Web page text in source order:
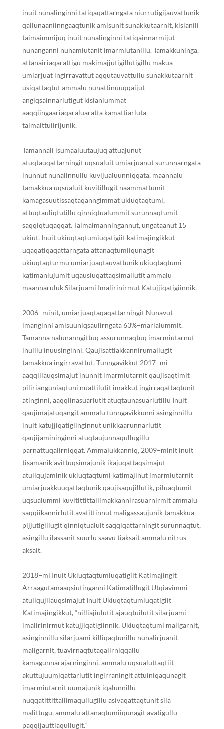
inuit nunalinginni tatiqaqattarngata niurrutigijauvattunik
qallunaaniinngaaqtunik amisunit sunakkutaarnit, kisianili
taimaimmijuq inuit nunalinginni tatiqainnarmijut
nunanganni nunamiutanit imarmiutanillu. Tamakkuninga,
attanairiaqarattigu makimajjutigillutigillu makua
umiarjuat ingirravattut aqqutauvattullu sunakkutaarnit
usiqattaqtut ammalu nunattinuuqqaijut
angiqsainnarlutigut kisianiummat
aaqqiingaariaqaraluaratta kamattiarluta
taimaittulirijunik.
Tamannali isumaaluutaujuq attuajunut
atuqtauqattarningit uqsualuit umiarjuanut surunnarngata
inunnut nunalinnullu kuvijualuunniqqata, maannalu
tamakkua uqsualuit kuvitillugit naammattumit
kamagasuutissaqtaqanngimmat ukiuqtaqtumi,
attuqtauliqtutillu qinniqtualummit surunnaqtumit
saqqiqtuqaqqat. Taimaimanningannut, ungataanut 15
ukiut, Inuit ukiuqtaqtumiuqatigiit katimajingikkut
uqaqatiqaqattarngata attanaqtumiiqunagit
ukiuqtaqturmu umiarjuaqtauvattunik ukiuqtaqtumi
katimaniujumit uqausiuqattaqsimallutit ammalu
maannarulukSilarjuami Imalirinirmut Katujjiqatigiinnik.
2006−minit, umiarjuaqtaqaqattarningit Nunavut
imanginni amisuuniqsaulirngata 63%−marialummit.
Tamanna nalunanngittuq assurunnaqtuq imarmiutarnut
inuillu inuusinginni. Qaujisattiakkannirumallugit
tamakkua ingirravattut, Tunngavikkut 2017−mi
aaqqiilauqsimajut inunnit imarmiutarnit qaujisaqtimit
pilirianguniaqtuni nuattilutit imakkut ingirraqattaqtunit
atinginni, aaqqiinasuarlutit atuqtaunasuarlutillu Inuit
qaujimajatuqangit ammalu tunngavikkunni asinginnillu
inuit katujjiqatigiinginnut unikkaarunnarlutit
qaujijamininginni atuqtaujunnaqullugillu
parnattuqalirniqqat. Ammalukkanniq, 2009−minit inuit
tisamanik avittuqsimajunik ikajuqattaqsimajut
atuliqujaminik ukiuqtaqtumi katimajinut imarmiutarnit
umiarjuakkuuqattaqtunik qaujisaqujillutik, piluaqtumit
uqsualummi kuvitittittailimakkannirasuarnirmit ammalu
saqqiikannirlutit avatittinnut maligassaujunik tamakkua
pijjutigillugit qinniqtualuit saqqiqattarningit surunnaqtut,
asingillu ilassanit suurlu saavu tiaksait ammalu nitrus
aksait.
2018−mi Inuit Ukiuqtaqtumiuqatigiit Katimajingit
Arraagutamaaqsiutinganni Katimatillugit Utqiavimmi
atuliqujilauqsimajut Inuit Ukiuqtaqtumiuqatigiit
Katimajingikkut, “nilliajiulutit ajauqtuilutit silarjuami
imalirinirmut katujjiqatigiinnik. Ukiuqtaqtumi maligarnit,
asinginnillu silarjuami killiqaqtunillu nunalirjuanit
maligarnit, tuavirnaqtutaqalirniqqallu
kamagunnarajarninginni, ammalu uqsualuttaqtiit
akuttujuumiqattarlutit ingirraningit attuiniqaqunagit
imarmiutarnit uumajunik iqalunnillu
nuqqatittittailimaqullugillu asivaqattaqtunit sila
malittugu, ammalu attanaqtumiiqunagit avatigullu
paqqijauttiaqullugit.”